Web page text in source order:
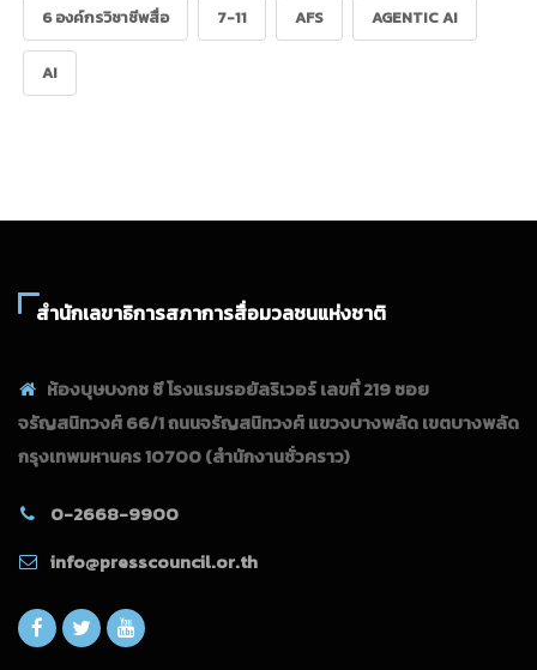
6 องค์กรวิชาชีพสื่อ 7-11 AFS AGENTIC AI
AI
สำนักเลขาธิการสภาการสื่อมวลชนแห่งชาติ
ห้องบุษบงกช ซี โรงแรมรอยัลริเวอร์ เลขที่ 219 ซอย
จรัญสนิทวงศ์ 66/1 ถนนจรัญสนิทวงศ์ แขวงบางพลัด เขตบางพลัด
กรุงเทพมหานคร 10700(สำนักงานชั่วคราว)
0-2668-9900
info@presscouncil.or.th